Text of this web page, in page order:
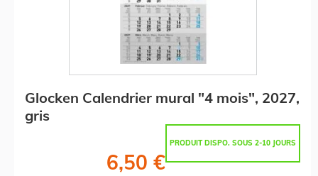
Glocken Calendrier mural "4 mois", 2027,
gris
PRODUIT DISPO. SOUS 2-10 JOURS
6,50 €